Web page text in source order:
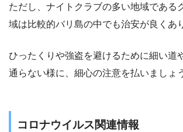
ただし、ナイトクラブの多い地域である
域は比較的バリ島の中でも治安が良くあ
ひったくりや強盗を避けるために細い道
通らない様に、細心の注意を払いましょ
コロナウイルス関連情報